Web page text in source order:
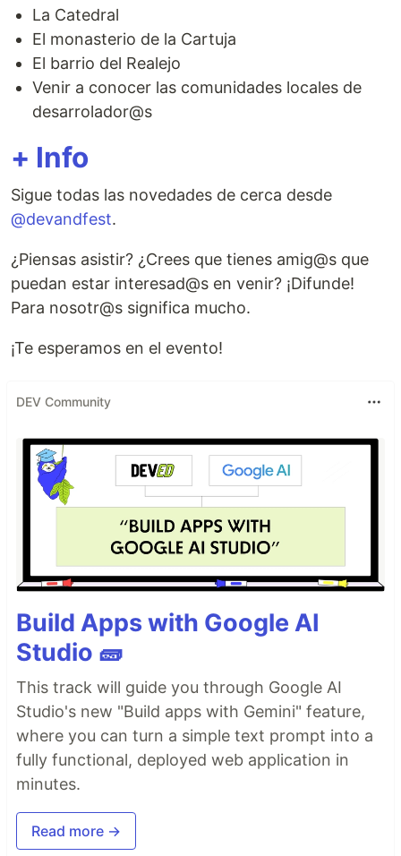
La Catedral
El monasterio de la Cartuja
El barrio del Realejo
Venir a conocer las comunidades locales de
desarrolador@s
+ Info
Sigue todas las novedades de cerca desde
@devandfest.
¿Piensas asistir? ¿Crees que tienes amig@s que
puedan estar interesad@s en venir? ¡Difunde!
Para nosotr@s significa mucho.
¡Te esperamos en el evento!
DEV Community
Build Apps with Google AI
Studio 🧱
This track will guide you through Google AI
Studio's new "Build apps with Gemini" feature,
where you can turn a simple text prompt into a
fully functional, deployed web application in
minutes.
Read more →